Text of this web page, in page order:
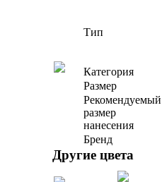
Тип
Категория
Размер
Рекомендуемый
размер
нанесения
Бренд
Другие цвета